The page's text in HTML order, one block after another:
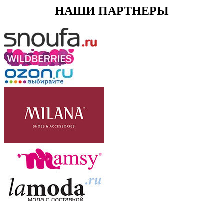
НАШИ ПАРТНЕРЫ